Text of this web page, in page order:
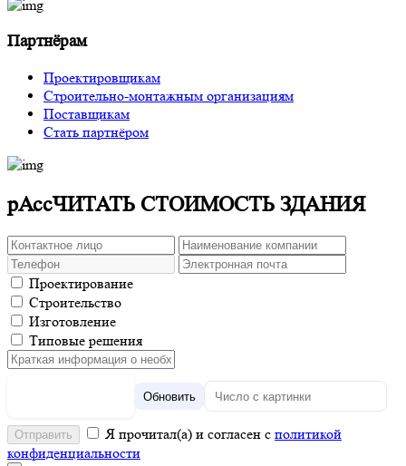
Партнёрам
Проектировщикам
Строительно-монтажным организациям
Поставщикам
Стать партнёром
рАссЧИТАТЬ СТОИМОСТЬ ЗДАНИЯ
Проектирование
Строительство
Изготовление
Типовые решения
Обновить
Я прочитал(а) и согласен с политикой
конфиденциальности